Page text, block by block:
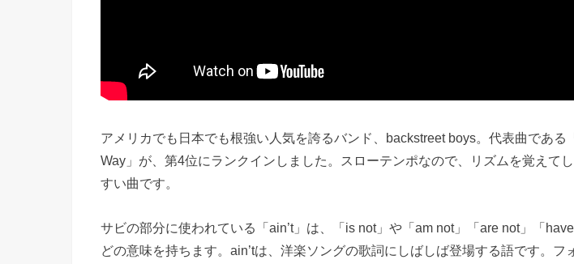
アメリカでも日本でも根強い人気を誇るバンド、backstreet boys。代表曲である
Way」が、第4位にランクインしました。スローテンポなので、リズムを覚えて
すい曲です。
サビの部分に使われている「ain’t」は、「is not」や「am not」「are not」「
どの意味を持ちます。ain’tは、洋楽ソングの歌詞にしばしば登場する語です。フ